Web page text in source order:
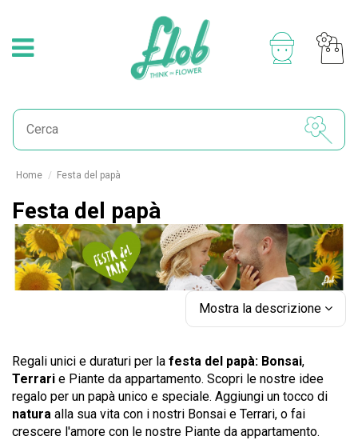
Home Festa del papà
Festa del papà
Mostra la descrizione
Regali unici e duraturi per la festa del papà: Bonsai,
Terrari e Piante da appartamento. Scopri le nostre idee
regalo per un papà unico e speciale. Aggiungi un tocco di
natura alla sua vita con i nostri Bonsai e Terrari, o fai
crescere l'amore con le nostre Piante da appartamento.